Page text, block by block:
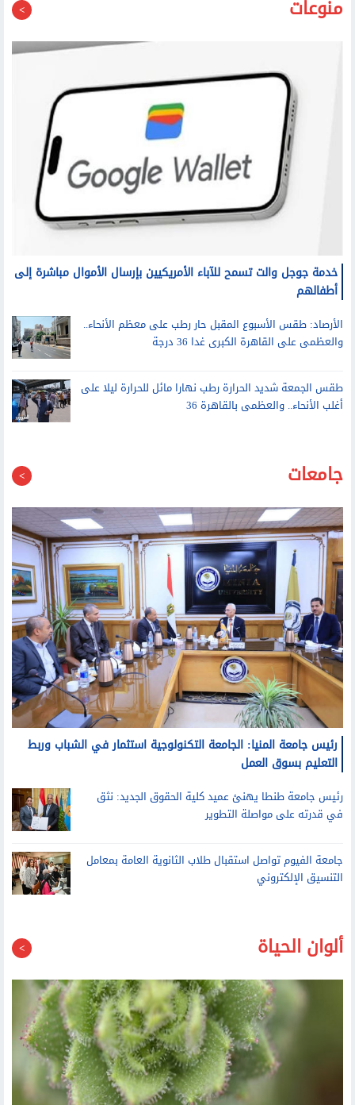
منوعات
خدمة جوجل والت تسمح للآباء الأمريكيين بإرسال الأموال مباشرة إلى
أطفالهم
الأرصاد: طقس الأسبوع المقبل حار رطب على معظم الأنحاء..
والعظمى على القاهرة الكبرى غدا 36 درجة
طقس الجمعة شديد الحرارة رطب نهارا مائل للحرارة ليلا على
أغلب الأنحاء.. والعظمى بالقاهرة 36
جامعات
رئيس جامعة المنيا: الجامعة التكنولوجية استثمار في الشباب وربط
التعليم بسوق العمل
رئيس جامعة طنطا يهنئ عميد كلية الحقوق الجديد: نثق
في قدرته على مواصلة التطوير
جامعة الفيوم تواصل استقبال طلاب الثانوية العامة بمعامل
التنسيق الإلكتروني
ألوان الحياة